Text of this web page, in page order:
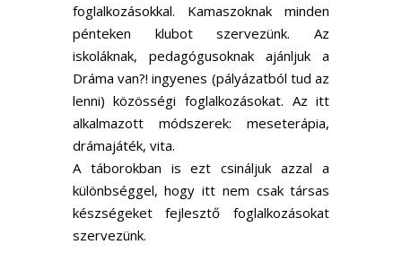
foglalkozásokkal. Kamaszoknak minden
pénteken klubot szervezünk. Az
iskoláknak, pedagógusoknak ajánljuk a
Dráma van?! ingyenes (pályázatból tud az
lenni) közösségi foglalkozásokat. Az itt
alkalmazott módszerek: meseterápia,
drámajáték, vita.
A táborokban is ezt csináljuk azzal a
különbséggel, hogy itt nem csak társas
készségeket fejlesztő foglalkozásokat
szervezünk.